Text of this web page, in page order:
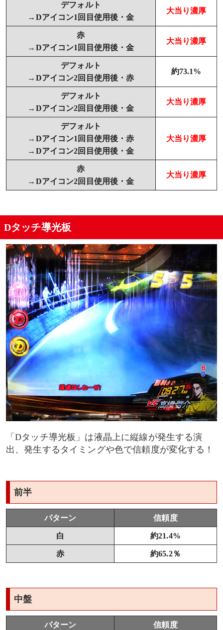
デフォルト
→Dアイコン1回目使用後・金
大当り濃厚
赤
→Dアイコン1回目使用後・金
大当り濃厚
デフォルト
→Dアイコン2回目使用後・赤
約73.1%
デフォルト
→Dアイコン2回目使用後・金
大当り濃厚
デフォルト
→Dアイコン1回目使用後・赤
→Dアイコン2回目使用後・金
大当り濃厚
赤
→Dアイコン2回目使用後・金
大当り濃厚
Dタッチ導光板
「Dタッチ導光板」は液晶上に縦線が発生する演
出、発生するタイミングや色で信頼度が変化する！
前半
パターン 信頼度
白 約21.4%
赤 約65.2％
中盤
パターン 信頼度